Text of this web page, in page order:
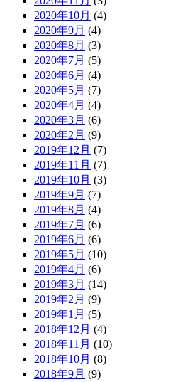
2020年10月 (4)
2020年9月 (4)
2020年8月 (3)
2020年7月 (5)
2020年6月 (4)
2020年5月 (7)
2020年4月 (4)
2020年3月 (6)
2020年2月 (9)
2019年12月 (7)
2019年11月 (7)
2019年10月 (3)
2019年9月 (7)
2019年8月 (4)
2019年7月 (6)
2019年6月 (6)
2019年5月 (10)
2019年4月 (6)
2019年3月 (14)
2019年2月 (9)
2019年1月 (5)
2018年12月 (4)
2018年11月 (10)
2018年10月 (8)
2018年9月 (9)